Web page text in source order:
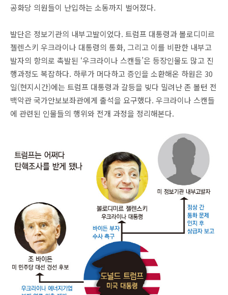
공화당 의원들이 난입하는 소동까지 벌어졌다.
발단은 정보기관의 내부고발이었다. 트럼프 대통령과 볼로디미르
젤렌스키 우크라이나 대통령의 통화, 그리고 이를 비판한 내부고
발자의 항의로 촉발된 ‘우크라이나 스캔들’은 등장인물도 많고 진
행과정도 복잡하다. 하루가 머다하고 증인을 소환해온 하원은 30
일(현지시간)에는 트럼프 대통령과 갈등을 빚다 밀려난 존 볼턴 전
백악관 국가안보보좌관에게 출석을 요구했다. 우크라이나 스캔들
에 관련된 인물들의 행위와 전개 과정을 정리해본다.